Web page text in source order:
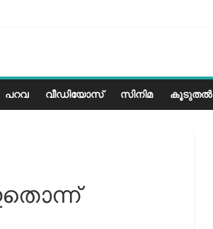
പറവ വീഡിയോസ് സിനിമ കൂടുതൽ